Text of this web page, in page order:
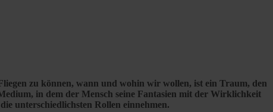
zu können, wann und wohin wir wollen, ist ein Traum, den
in dem der Mensch seine Fantasien mit der Wirklichkeit
unterschiedlichsten Rollen einnehmen.